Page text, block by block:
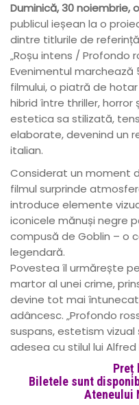
Duminică, 30 noiembrie,
publicul ieșean la o
dintre titlurile de
„Roșu intens / Profondo
Evenimentul marchează
filmului, o piatră de
hibrid între thriller, horror
estetica sa stilizată,
elaborate, devenind un
italian.
Considerat un moment
filmul surprinde
introduce elemente
iconicele mănuși negre
compusă de Goblin – o
legendară.
Povestea îl urmărește
martor al unei crime,
devine tot mai
adâncesc. „Profondo
suspans, estetism
adesea cu stilul lui Alfred
Preț
Biletele sunt
Ateneului